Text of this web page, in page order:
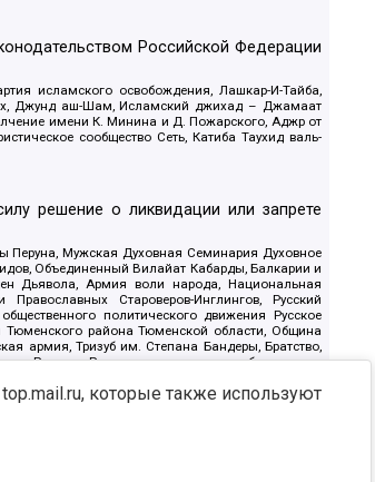
Российской Федерации
исламского освобождения, Лашкар-И-Тайба,
Джунд аш-Шам, Исламский джихад – Джамаат
имени К. Минина и Д. Пожарского, Аджр от
сообщество Сеть, Катиба Таухид валь-
решение о ликвидации или запрете
Перуна, Мужская Духовная Семинария Духовное
Объединенный Вилайат Кабарды, Балкарии и
Дьявола, Армия воли народа, Национальная
Староверов-Инглингов, Русский
политического движения Русское
Тюменского района Тюменской области, Община
армия, Тризуб им. Степана Бандеры, Братство,
Русские, Русское национальное объединение
Каракольская инициативная группа, Автоград
W.H.С., Фалунь Дафа, Иртыш Ultras, Русский
округа г. Краснодара
которые также используют